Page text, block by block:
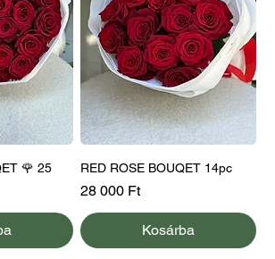
🌹 25 RED ROSE BOUQET 14pc
Ár
28 000 Ft
Kosárba